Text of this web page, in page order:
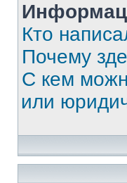
Кто
Почему
С кем
или